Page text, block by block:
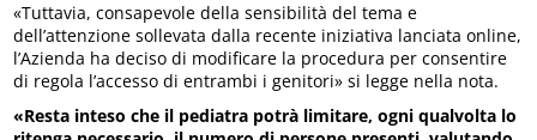
«Tuttavia, consapevole della sensibilità del tema e
dell’attenzione sollevata dalla recente iniziativa lanciata online,
l’Azienda ha deciso di modificare la procedura per consentire
di regola l’accesso di entrambi i genitori» si legge nella nota.
«Resta inteso che il pediatra potrà limitare, ogni qualvolta lo